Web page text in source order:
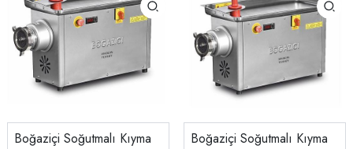
Boğaziçi Soğutmalı Kıyma
Boğaziçi Soğutmalı Kıyma